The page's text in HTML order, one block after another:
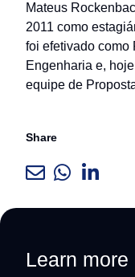
Mateus
2011 como
foi efetivado como
Engenharia e,
equipe de
Share
Learn more